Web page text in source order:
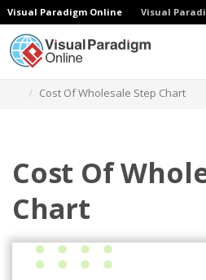
Visual Paradigm Online Visual
Cost Of Wholesale Step Chart
Cost Of
Chart